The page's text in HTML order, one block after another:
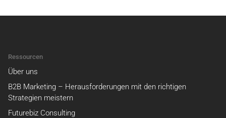
Ressourcen
Über uns
B2B Marketing – Herausforderungen mit den richtigen
Strategien meistern
Futurebiz Consulting